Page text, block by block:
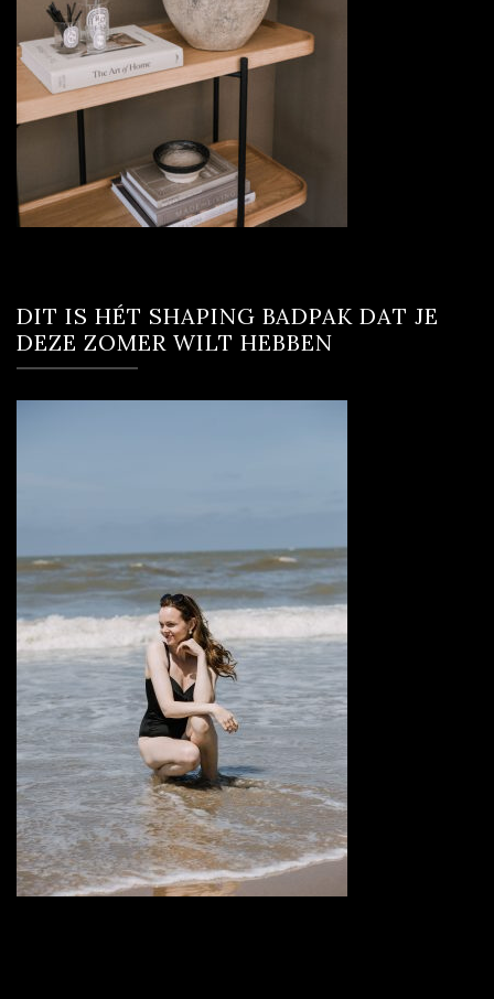
DIT IS HÉT SHAPING BADPAK DAT JE
DEZE ZOMER WILT HEBBEN